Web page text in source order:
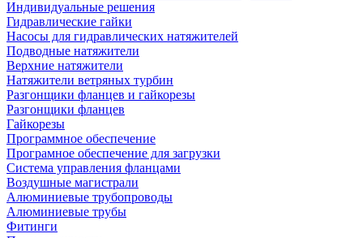
Индивидуальные решения
Гидравлические гайки
Насосы для гидравлических натяжителей
Подводные натяжители
Верхние натяжители
Натяжители ветряных турбин
Разгонщики фланцев и гайкорезы
Разгонщики фланцев
Гайкорезы
Программное обеспечение
Програмное обеспечение для загрузки
Система управления фланцами
Воздушные магистрали
Алюминиевые трубопроводы
Алюминиевые трубы
Фитинги